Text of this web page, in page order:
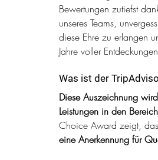
Bewertungen zutiefst
unseres Teams,
diese Ehre zu erlangen
Jahre voller
Was ist der
Diese Auszeichnung
Leistungen in den
Choice Award zeigt,
eine Anerkennung für